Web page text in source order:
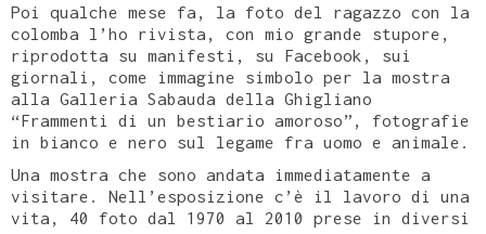
Poi qualche mese fa, la foto del ragazzo con la
colomba l’ho rivista, con mio grande stupore,
riprodotta su manifesti, su Facebook, sui
giornali, come immagine simbolo per la mostra
alla Galleria Sabauda della Ghigliano
“Frammenti di un bestiario amoroso”, fotografie
in bianco e nero sul legame fra uomo e animale.
Una mostra che sono andata immediatamente a
visitare. Nell’esposizione c’è il lavoro di una
vita, 40 foto dal 1970 al 2010 prese in diversi